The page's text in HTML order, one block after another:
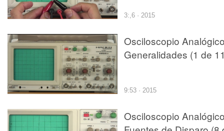
3:,6 · 2015
Osciloscopio
Generalidades (1 de
9:53 · 2015
Osciloscopio